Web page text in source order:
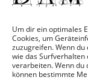
Um dir ein optimales
Cookies, um
zuzugreifen. Wenn
wie das Surfverhalten
verarbeiten. Wenn du
können bestimmte